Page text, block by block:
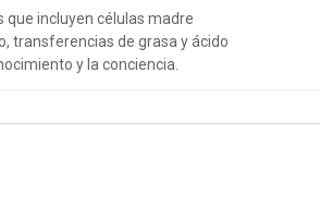
incluyen células madre
transferencias de grasa y ácido
y la conciencia.